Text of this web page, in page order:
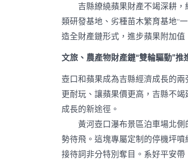
吉縣繚繞蘋果財產不竭深耕，
類研發基地、劣種苗木繁育基地“
造全財產鏈形式，進步蘋果附加值
文旅、農產物財產鏈“雙輪驅動”推
壺口和蘋果成為吉縣經濟成長的
更耐玩、讓蘋果價更高，吉縣不
成長的新途徑。
黃河壺口瀑布景區泊車場北側
勢待飛。這塊專屬定制的停機坪
接待詞非分特別奪目。系好平安